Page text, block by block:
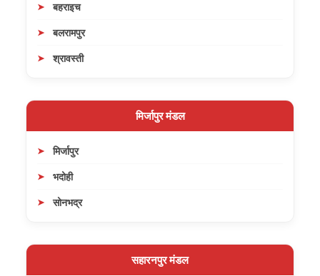
बहराइच
बलरामपुर
श्रावस्ती
मिर्जापुर मंडल
मिर्जापुर
भदोही
सोनभद्र
सहारनपुर मंडल